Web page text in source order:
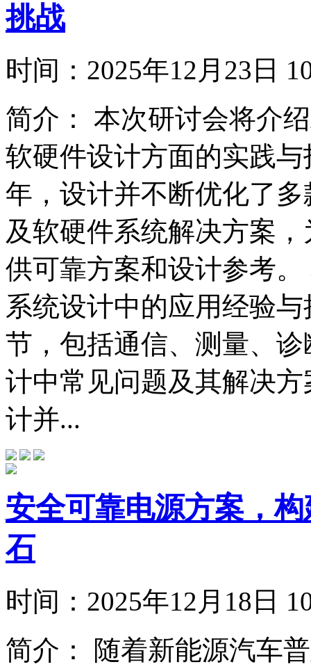
挑战
时间： 2025年12月23
简介：
本次研讨会将介
软硬件设计方面的实践
年，设计并不断优化了
及软硬件系统解决方案
供可靠方案和设计参考
系统设计中的应用经验
节，包括通信、测量、
计中常见问题及其解决
计并...
安全可靠电源方案，
石
时间： 2025年12月18
简介：
随着新能源汽车